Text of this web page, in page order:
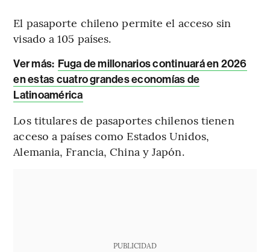
El pasaporte chileno permite el acceso sin
visado a 105 países.
Ver más: Fuga de millonarios continuará en 2026
en estas cuatro grandes economías de
Latinoamérica
Los titulares de pasaportes chilenos tienen
acceso a países como Estados Unidos,
Alemania, Francia, China y Japón.
PUBLICIDAD